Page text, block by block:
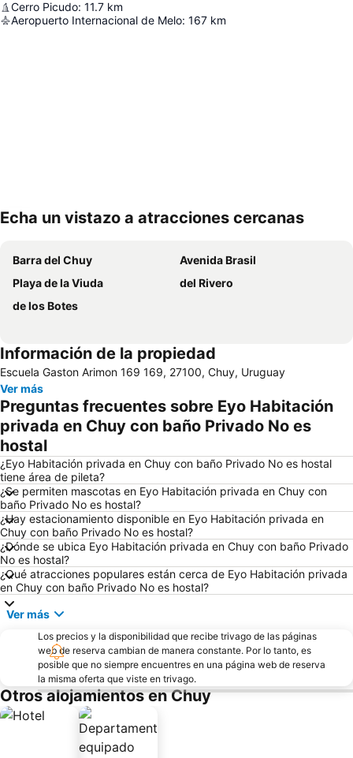
Cerro Picudo: 11.7 km
Aeropuerto Internacional de Melo: 167 km
Echa un vistazo a atracciones cercanas
Barra del Chuy
Avenida Brasil
Playa de la Viuda
del Rivero
de los Botes
Información de la propiedad
Escuela Gaston Arimon 169 169, 27100, Chuy, Uruguay
Ver más
Preguntas frecuentes sobre Eyo Habitación
privada en Chuy con baño Privado No es
hostal
¿Eyo Habitación privada en Chuy con baño Privado No es hostal
tiene área de pileta?
¿Se permiten mascotas en Eyo Habitación privada en Chuy con
baño Privado No es hostal?
¿Hay estacionamiento disponible en Eyo Habitación privada en
Chuy con baño Privado No es hostal?
¿Dónde se ubica Eyo Habitación privada en Chuy con baño Privado
No es hostal?
¿Qué atracciones populares están cerca de Eyo Habitación privada
en Chuy con baño Privado No es hostal?
Ver más
Los precios y la disponibilidad que recibe trivago de las páginas
web de reserva cambian de manera constante. Por lo tanto, es
posible que no siempre encuentres en una página web de reserva
la misma oferta que viste en trivago.
Otros alojamientos en Chuy